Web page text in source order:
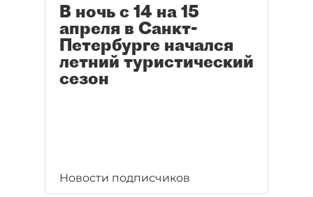
В ночь с 14 на 15
апреля в Санкт-
Петербурге начался
летний туристический
сезон
Новости подписчиков